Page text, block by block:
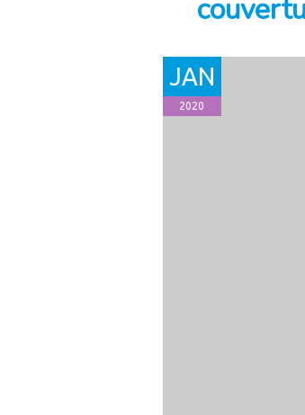
JAN
2020